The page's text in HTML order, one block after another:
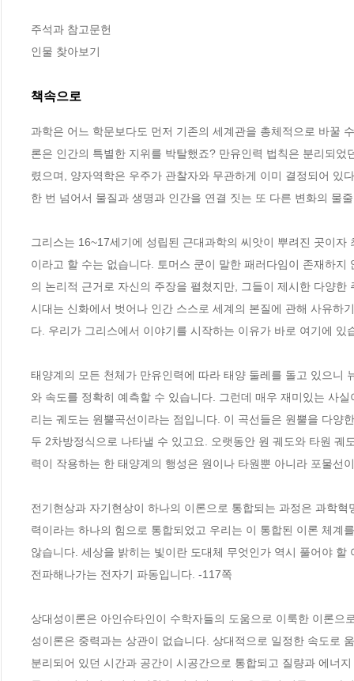
주석과 참고문헌
인물 찾아보기
책속으로
과학은 어느 학문보다도 먼저 기존의 세계관을 총체적으로 바꿀
론은 인간의 특별한 지위를 박탈했죠? 만유인력 법칙은 분리되
렸으며, 양자역학은 우주가 관찰자와 무관하게 이미 결정되어 있
한 번 넘어서 물질과 생명과 인간을 연결 짓는 또 다른 변화의 물
그리스는 16~17세기에 성립된 근대과학의 씨앗이 뿌려진 곳이
이라고 할 수는 없습니다. 토머스 쿤이 말한 패러다임이 존재하
의 논리적 근거로 자신의 주장을 펼쳤지만, 그들이 제시한 다양
시대는 신화에서 벗어나 인간 스스로 세계의 본질에 관해 사유하
다. 우리가 그리스에서 이야기를 시작하는 이유가 바로 여기에 있
태양계의 모든 천체가 만유인력에 따라 태양 둘레를 돌고 있으니
와 속도를 정확히 예측할 수 있습니다. 그런데 매우 재미있는 사
리는 궤도는 원뿔곡선이라는 점입니다. 이 곡선들은 원뿔을 다양
두 2차방정식으로 나타낼 수 있고요. 오랫동안 원 궤도와 타원
력이 작용하는 한 태양계의 행성은 원이나 타원뿐 아니라 포물선
전기현상과 자기현상이 하나의 이론으로 통합되는 과정은 과학
력이라는 하나의 힘으로 통합되었고 우리는 이 통합된 이론 체계
않습니다. 세상을 밝히는 빛이란 도대체 무엇인가 역시 풀어야
전파해나가는 전자기 파동입니다. -117쪽
상대성이론은 아인슈타인이 수학자들의 도움으로 이룩한 이론
성이론은 중력과는 상관이 없습니다. 상대적으로 일정한 속도로
분리되어 있던 시간과 공간이 시공간으로 통합되고 질량과 에너